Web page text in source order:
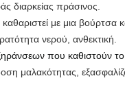
διαρκείας πράσινος.
με μια βούρτσα
νερού, ανθεκτική.
που καθιστούν το
μαλακότητας,